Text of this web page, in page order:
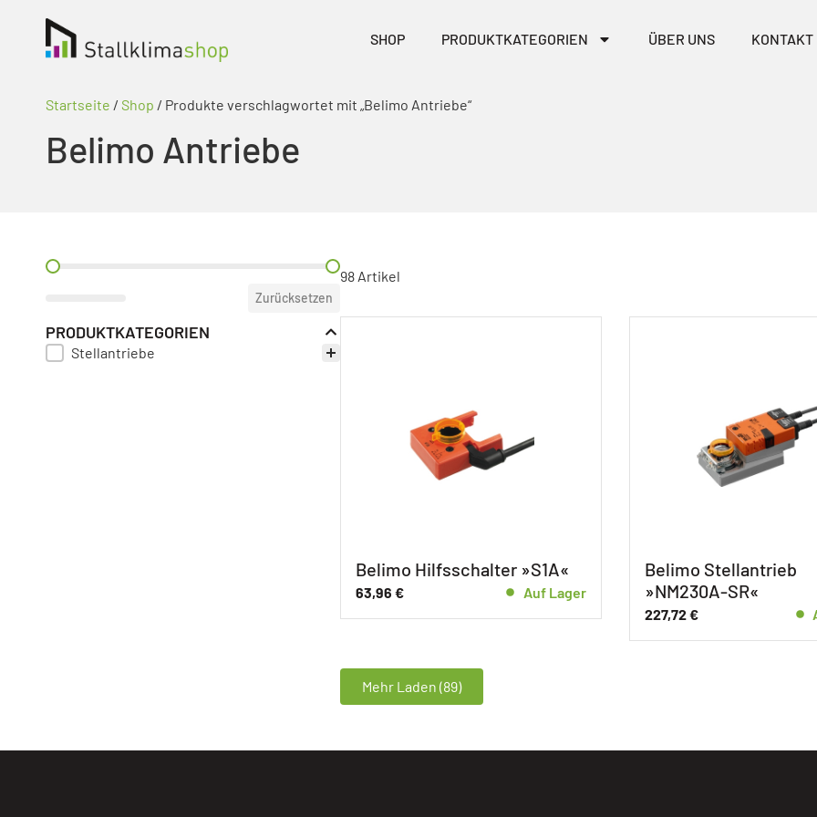
SHOP PRODUKTKATEGORIEN ÜBER UNS KONTAKT
Startseite / Shop / Produkte verschlagwortet mit „Belimo Antriebe“
Belimo Antriebe
PREIS FILTER
Zurücksetzen
PRODUKTKATEGORIEN
PRODUKT KATEGORIE FILTER
Stellantriebe
98 Artikel
Belimo Hilfsschalter »S1A«
63,96 € Auf Lager
Belimo Stellantrieb
»NM230A-SR«
227,72€
Mehr Laden (89)